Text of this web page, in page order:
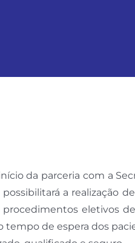
da parceria com a
a realização
procedimentos eletivos
tempo de espera dos